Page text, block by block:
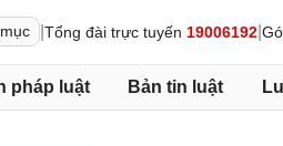
Tổng đài trực tuyến 19006192
pháp luật Bản tin luật